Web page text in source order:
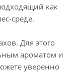
как
среде.
Для этого
ароматом и
уверенно